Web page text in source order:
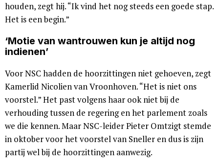
houden, zegt hij. “Ik vind het nog steeds een goede stap.
Het is een begin.”
‘Motie van wantrouwen kun je altijd nog
indienen’
Voor NSC hadden de hoorzittingen niet gehoeven, zegt
Kamerlid Nicolien van Vroonhoven. “Het is niet ons
voorstel.” Het past volgens haar ook niet bij de
verhouding tussen de regering en het parlement zoals
we die kennen. Maar NSC-leider Pieter Omtzigt stemde
in oktober voor het voorstel van Sneller en dus is zijn
partij wel bij de hoorzittingen aanwezig.